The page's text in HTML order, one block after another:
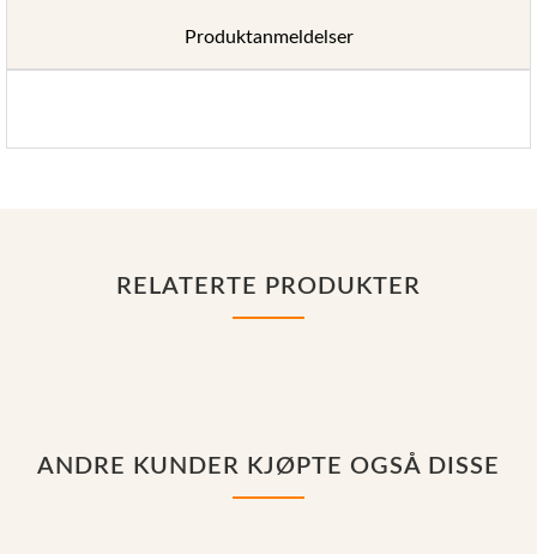
Produktanmeldelser
RELATERTE PRODUKTER
ANDRE KUNDER KJØPTE OGSÅ DISSE